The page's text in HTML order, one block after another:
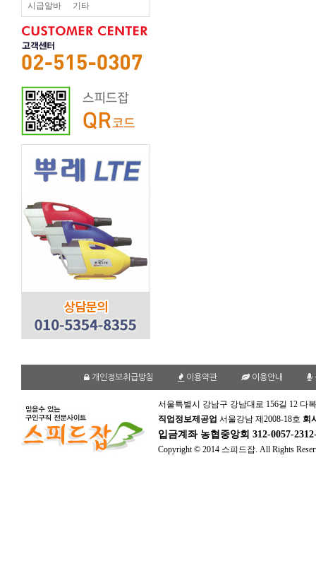
시급알바 기타
개인정보취급방침 이용약관 이용안내
서울특별시 강남구 강남대로 156길 12 다
직업정보제공업 서울강남 제2008-18호 회
입금계좌 농협중앙회 312-0057-
Copyright © 2014 스피드잡. All Rights